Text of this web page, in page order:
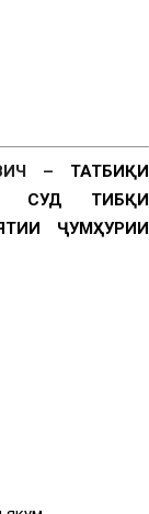
– ТАТБИҚИ
СУД ТИБҚИ
ҶУМҲУРИИ